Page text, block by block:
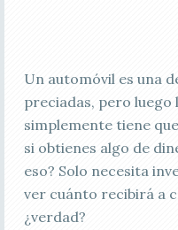
Un automóvil es una
preciadas, pero luego
simplemente tiene
si obtienes algo de
eso? Solo necesita
ver cuánto recibirá a
¿verdad?